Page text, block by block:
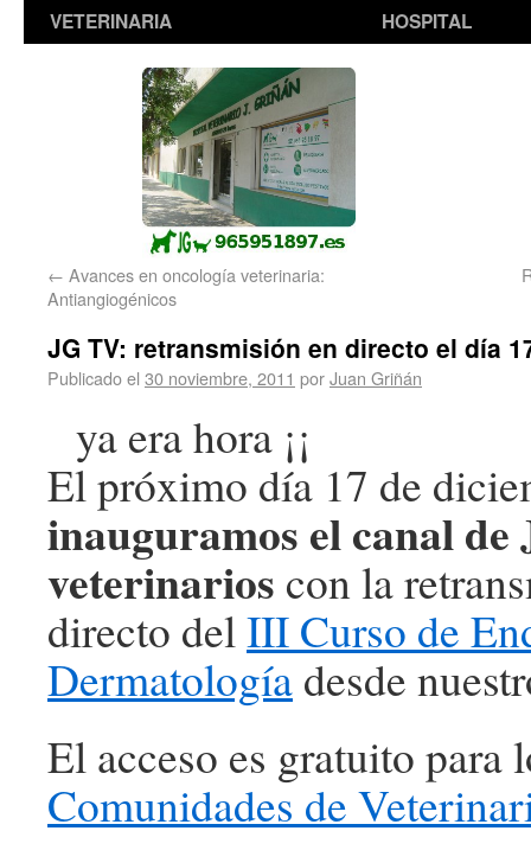
VETERINARIA
HOSPITAL
← Avances en oncología veterinaria:
Antiangiogénicos
JG TV: retransmisión en directo el día
Publicado el 30 noviembre, 2011 porJuan Griñán
ya era hora ¡¡
El próximo día 17 de
inauguramos el canal
veterinarios con la
directo delIII Curso de
Dermatologíadesde
El acceso es gratuito para
Comunidades de